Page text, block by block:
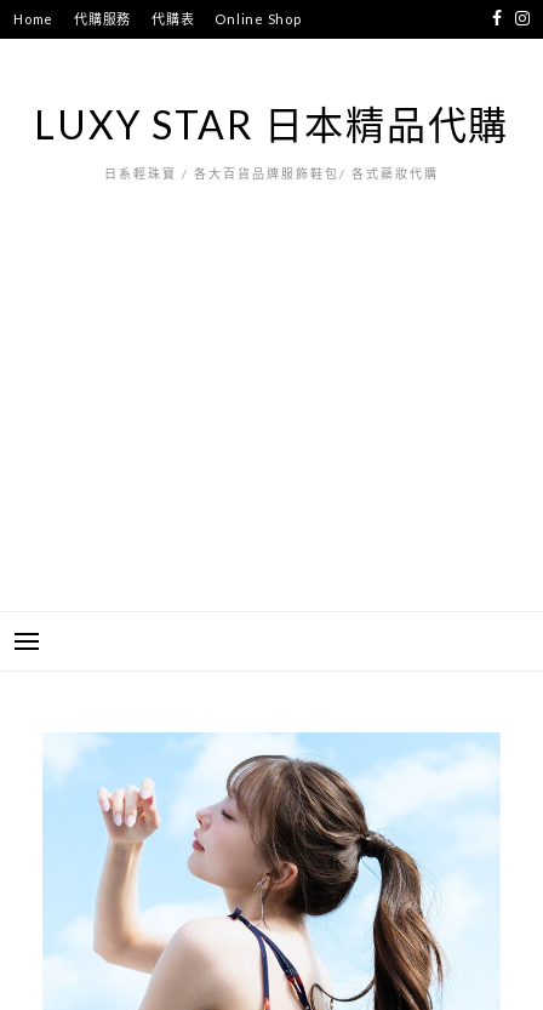
跳
至
Home 代購服務 代購表 Online Shop
LUXY STAR 日本精品代購
日系輕珠寶 / 各大百貨品牌服飾鞋包/ 各式藥妝代購